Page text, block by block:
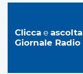
Clicca e ascolta
Giornale Radio